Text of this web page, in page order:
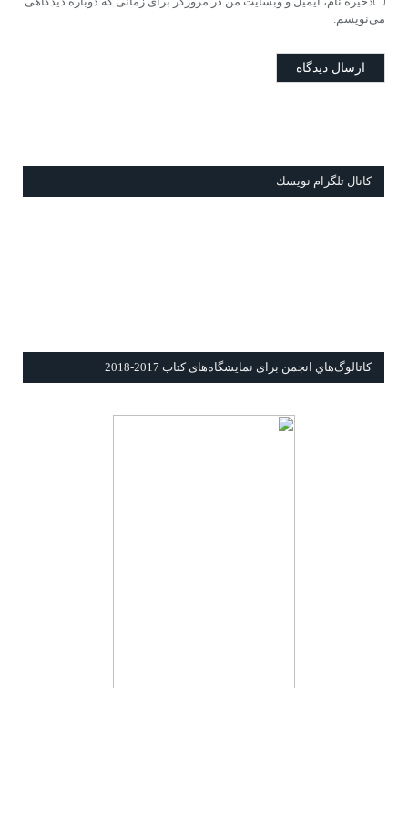
می‌نویسم.
كانال تلگرام نويسك
كاتالوگ‌هاي انجمن برای نمايشگاه‌های كتاب 2017-2018